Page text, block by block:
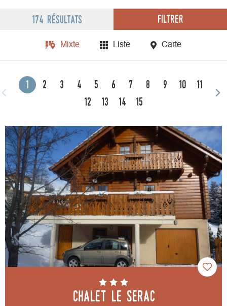
174 résultats Filtrer
Mixte Liste Carte
1 2 3 4 5 6 7 8 9 10
11
12
13 14 15
Chalet LE SERAC